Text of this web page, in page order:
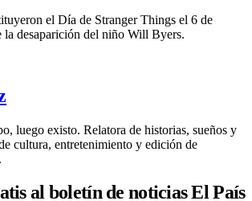
el Día de Stranger Things el 6 de
la desaparición del niño Will Byers.
luego existo. Relatora de historias, sueños y
cultura, entretenimiento y edición de
al boletín de noticias El País